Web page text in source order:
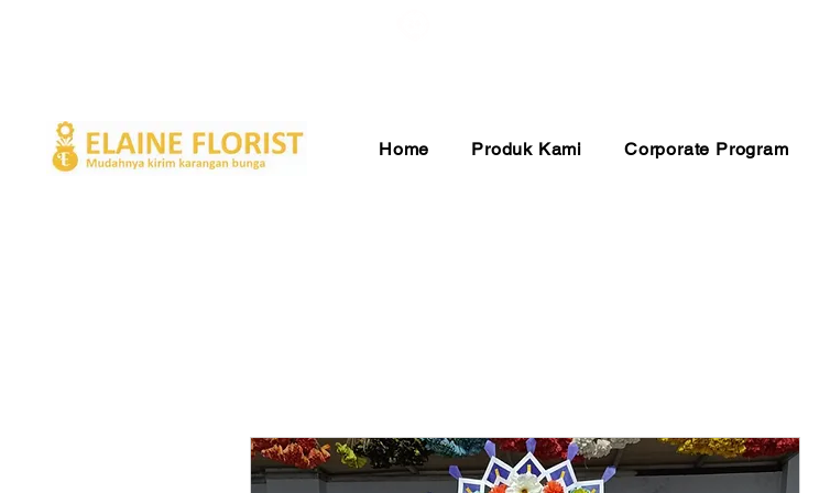
Home Produk Kami Corporate Program